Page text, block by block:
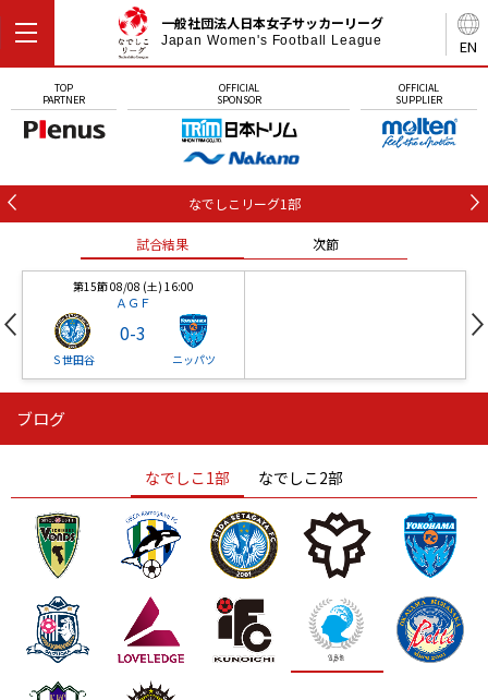
EN
一般社団法人日本女子サッカーリーグ
Japan Women's Football League
TOP
PARTNER
OFFICIAL
SPONSOR
OFFICIAL
SUPPLIER
なでしこリーグ1部
試合結果 次節
第15節 08/08 (土) 16:00
ＡＧＦ
Ｓ世田谷
0-3
ニッパツ
ニッパツ
ニッパツ 名古屋
石人の星
静岡 愛媛Ｌ
ブログ
なでしこ1部 なでしこ2部